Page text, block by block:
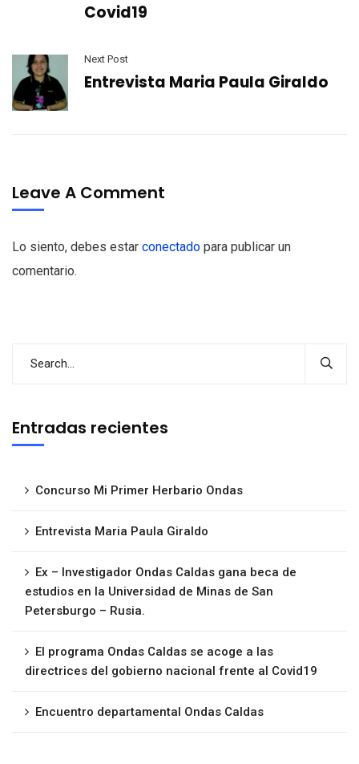
Covid19
Next Post
Entrevista Maria Paula Giraldo
Leave A Comment
Lo siento, debes estar conectado para publicar un
comentario.
Entradas recientes
Concurso Mi Primer Herbario Ondas
Entrevista Maria Paula Giraldo
Ex – Investigador Ondas Caldas gana beca de
estudios en la Universidad de Minas de San
Petersburgo – Rusia.
El programa Ondas Caldas se acoge a las
directrices del gobierno nacional frente al Covid19
Encuentro departamental Ondas Caldas